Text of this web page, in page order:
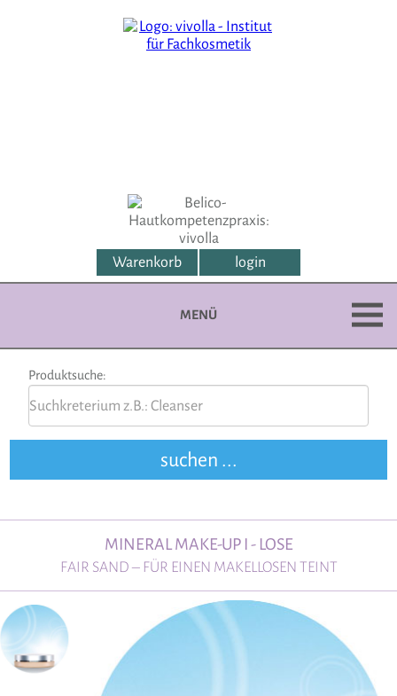
Warenkorb login
MENÜ
Produktsuche:
MINERAL MAKE-UP I - LOSE
FAIR SAND – FÜR EINEN MAKELLOSEN TEINT